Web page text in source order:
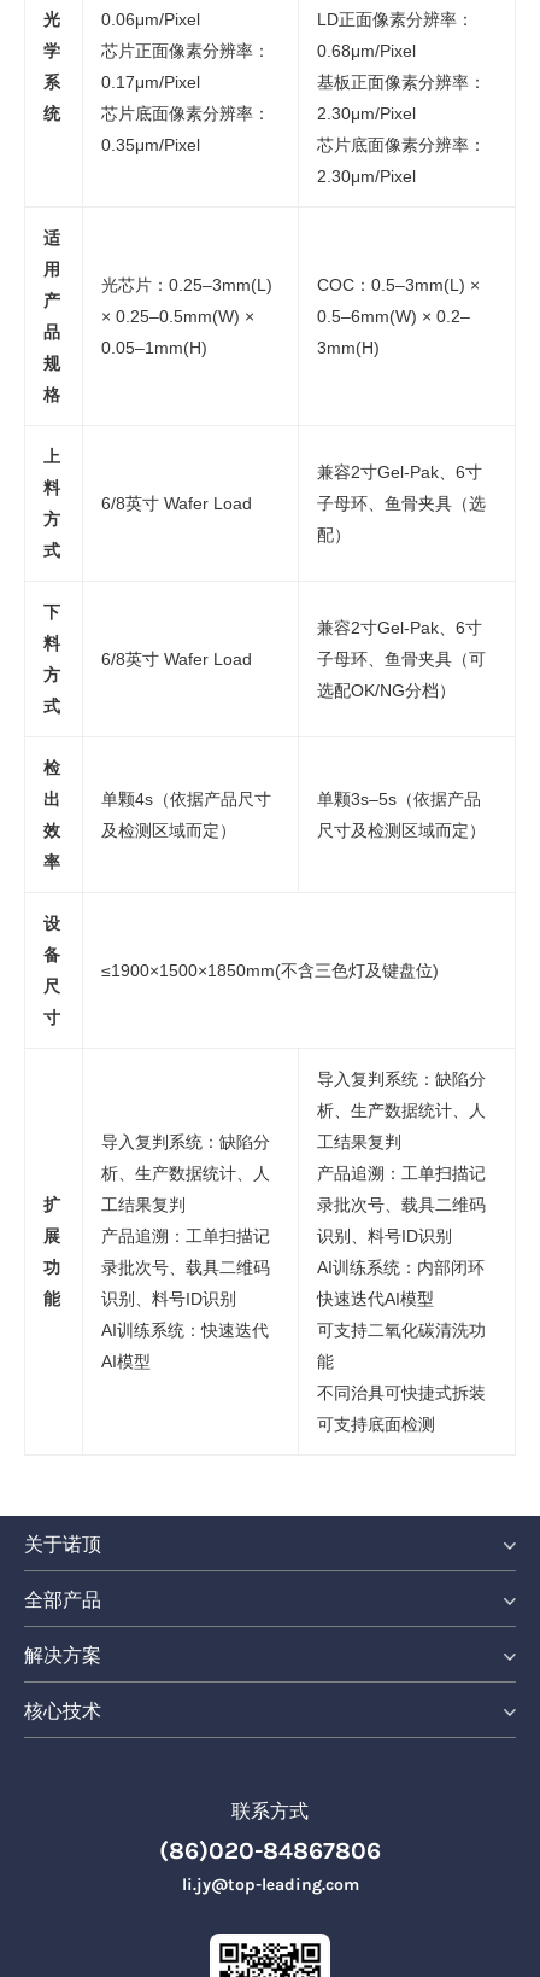
光
学
系
统
0.06μm/Pixel
芯片正面像素分辨率：
0.17μm/Pixel
芯片底面像素分辨率：
0.35μm/Pixel
LD正面像素分辨率：
0.68μm/Pixel
基板正面像素分辨率：
2.30μm/Pixel
芯片底面像素分辨率：
2.30μm/Pixel
适
用
产
品
规
格
光芯片：0.25–3mm(L)
× 0.25–0.5mm(W) ×
0.05–1mm(H)
COC：0.5–3mm(L) ×
0.5–6mm(W) × 0.2–
3mm(H)
上
料
方
式
6/8英寸 Wafer Load
兼容2寸Gel-Pak、6寸
子母环、鱼骨夹具（选
配）
下
料
方
式
6/8英寸 Wafer Load
兼容2寸Gel-Pak、6寸
子母环、鱼骨夹具（可
选配OK/NG分档）
检
出
效
率
单颗4s（依据产品尺寸
及检测区域而定）
单颗3s–5s（依据产品
尺寸及检测区域而定）
设
备
尺
寸
≤1900×1500×1850mm(不含三色灯及键盘位)
扩
展
功
能
导入复判系统：缺陷分
析、生产数据统计、人
工结果复判
产品追溯：工单扫描记
录批次号、载具二维码
识别、料号ID识别
AI训练系统：快速迭代
AI模型
导入复判系统：缺陷分
析、生产数据统计、人
工结果复判
产品追溯：工单扫描记
录批次号、载具二维码
识别、料号ID识别
AI训练系统：内部闭环
快速迭代AI模型
可支持二氧化碳清洗功
能
不同治具可快捷式拆装
可支持底面检测
关于诺顶
全部产品
解决方案
核心技术
联系方式
(86)020-84867806
li.jy@top-leading.com